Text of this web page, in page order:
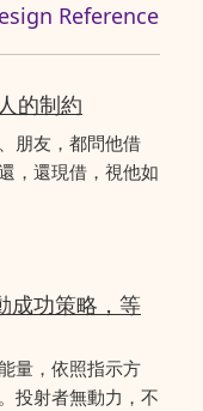
Reference
的制約
朋友，都問他借
，還現借，視他如
成功策略，等
量，依照指示方
投射者無動力，不